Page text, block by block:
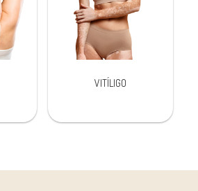
VITÍLIGO